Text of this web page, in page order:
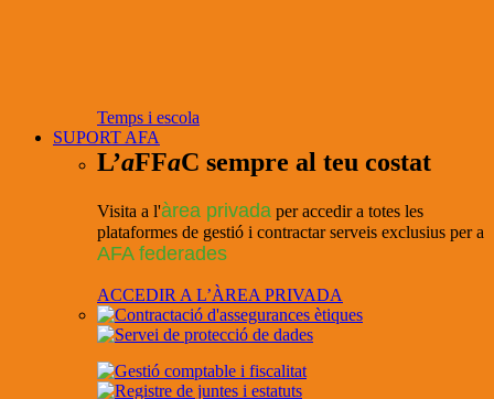
Temps i escola
SUPORT AFA
L’aFFaC sempre al teu costat
Visita a l'àrea privada per accedir a totes les
plataformes de gestió i contractar serveis exclusius per a
AFA federades
ACCEDIR A L’ÀREA PRIVADA